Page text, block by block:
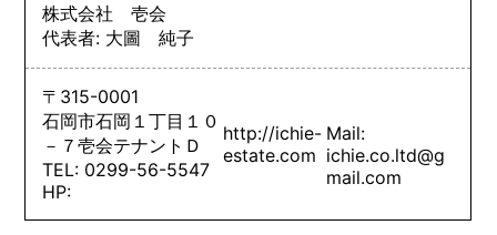
株式会社 壱会
代表者: 大圖 純子
〒315-0001
石岡市石岡１丁目１０
－７壱会テナントＤ
TEL: 0299-56-5547
HP:
http://ichie-
estate.com
Mail:
ichie.co.ltd@g
mail.com